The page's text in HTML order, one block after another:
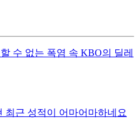
수 없는 폭염 속 KBO의 딜레
최근 성적이 어마어마하네요